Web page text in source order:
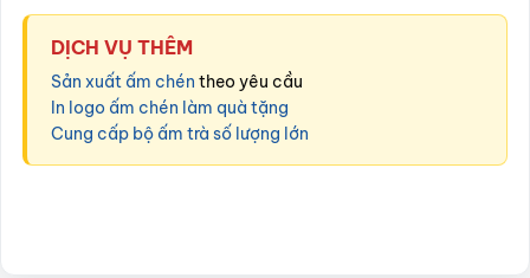
DỊCH VỤ THÊM
Sản xuất ấm chén theo yêu cầu
In logo ấm chén làm quà tặng
Cung cấp bộ ấm trà số lượng lớn